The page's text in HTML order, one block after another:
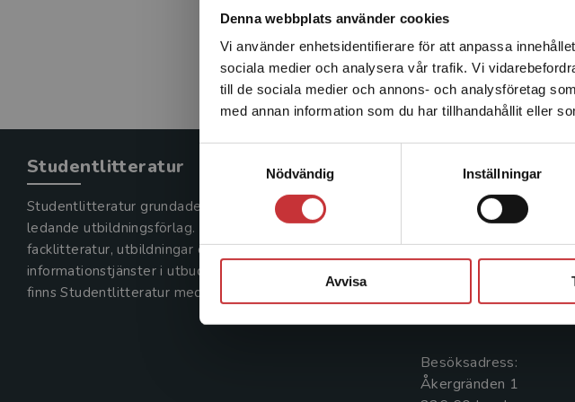
Denna webbplats använder cookies
Vi använder enhetsidentifierare för att anpassa
sociala medier och analysera vår trafik. Vi
till de sociala medier och annons- och analysföretag
med annan information som du har tillhandahållit eller
Nödvändig
Inställningar
Avvisa
Det verkar som att du
enhet utanför Sverige.
Sverige. För att kunna
leveransadressen vara i
Studentlitteratur
Studentlitteratur grundades 1963 och är idag Sveriges
ledande utbildningsförlag. Med läromedel, kurslitteratur,
facklitteratur, utbildningar och digitala
informationstjänster i utbudet,
finns Studentlitteratur med längs hela kunskapsresan.
Kontakta oss
Kontakta oss
046-31 20 00
Box 141
221 00 Lund
Besöksadress:
Åkergränden 1